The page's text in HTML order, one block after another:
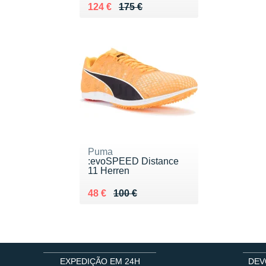
175 €
Au lieu de 175 €
124 €
Vendu 124 €
Puma
:evoSPEED Distance
11 Herren
100 €
Au lieu de 100 €
48 €
Vendu 48 €
EXPEDIÇÃO EM 24H